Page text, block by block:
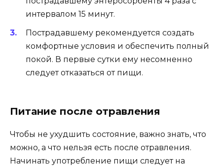
интервалом 15 минут.
Пострадавшему рекомендуется создать
комфортные условия и обеспечить полный
покой. В первые сутки ему несомненно
следует отказаться от пищи.
Питание после отравления
Чтобы не ухудшить состояние, важно знать, что
можно, а что нельзя есть после отравления.
Начинать употребление пищи следует на